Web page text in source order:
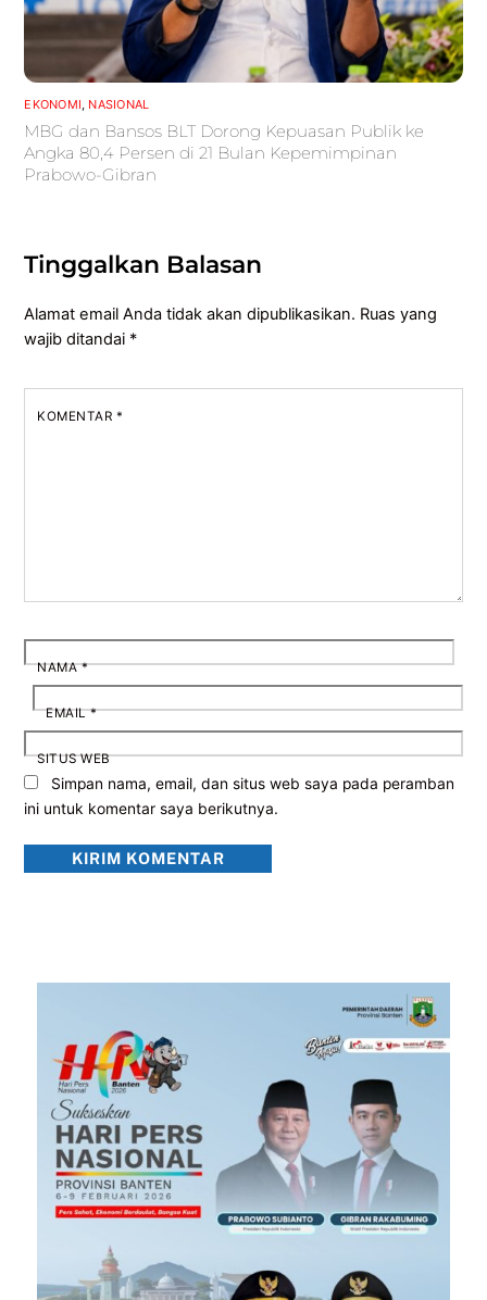
EKONOMI, NASIONAL
MBG dan Bansos BLT Dorong Kepuasan Publik ke
Angka 80,4 Persen di 21 Bulan Kepemimpinan
Prabowo-Gibran
Tinggalkan Balasan
Alamat email Anda tidak akan dipublikasikan. Ruas yang
wajib ditandai *
KOMENTAR *
NAMA*
EMAIL*
SITUS WEB
Simpan nama, email, dan situs web saya pada peramban
ini untuk komentar saya berikutnya.